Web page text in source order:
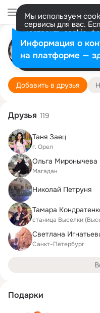
Мы используем
сервисы для вас.
настроить cookie-
представитель.
Разрешить все
Ирина
Санкт-
Добавить в друзья
Друзья 119
Таня Заец
г. Орел
Ольга Миронычева
Магадан
Николай Петруня
Тамара
станица Выселки
Светлана
Санкт-Петербург
Подарки
Информация о
на платформе —